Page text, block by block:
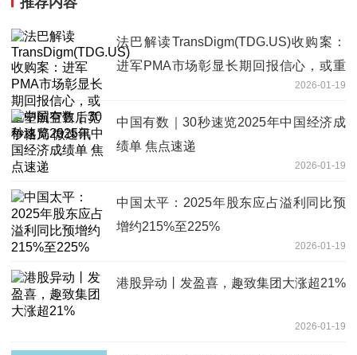
法巴解读TransDigm(TDG.US)收购案：
进军PMA市场彰显长期回报信心，或重
2026-01-19
中国有数｜30秒速览2025年中国经济成
绩单 焦点速递
2026-01-19
中国太平：2025年股东应占溢利同比预
增约215%至225%
2026-01-19
港股异动丨发盈喜，趣致集团大涨超21%
2026-01-19